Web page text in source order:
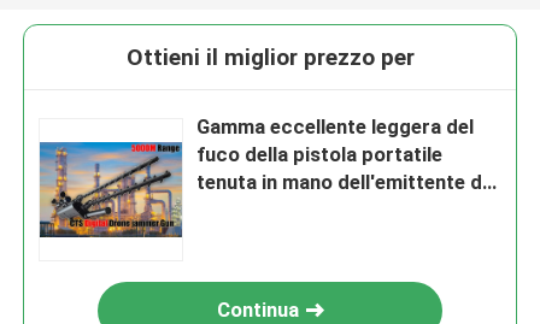
Ottieni il miglior prezzo per
Gamma eccellente leggera del
fuco della pistola portatile
tenuta in mano dell'emittente di
Continua